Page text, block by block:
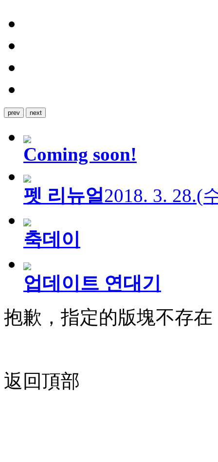
prev next
Coming soon!
펫 리뉴얼2018. 3. 28.(
축데이
업데이트 연대기
抱歉，指定的版塊不存在
返回頂部